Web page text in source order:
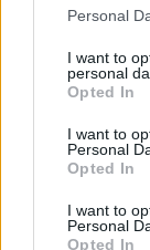
Please note
not limited to
grant or deny
use your data
consent section.
Personal
I want to
personal
Opted In
I want to
Personal
Opted In
I want to
Personal
Opted In
NECROLOGIE